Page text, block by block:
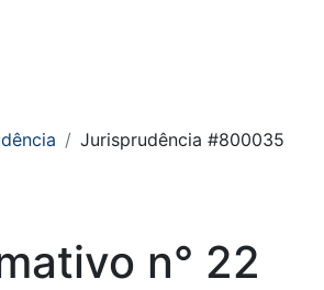
Jurisprudência #800035
n° 22